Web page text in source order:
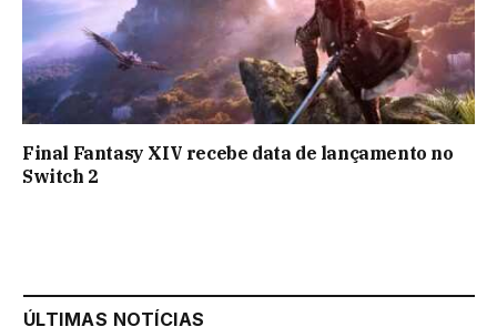
Final Fantasy XIV recebe data de lançamento no
Switch 2
ÚLTIMAS NOTÍCIAS